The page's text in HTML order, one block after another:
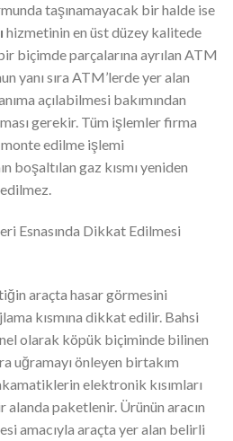
taşınamayacak bir halde ise
hizmetinin en üst düzey kalitede
biçimde parçalarına ayrılan ATM
yanı sıra ATM’lerde yer alan
açılabilmesi bakımından
gerekir. Tüm işlemler firma
monte edilme işlemi
boşaltılan gaz kısmı yeniden
Esnasında Dikkat Edilmesi
araçta hasar görmesini
kısmına dikkat edilir. Bahsi
olarak köpük biçiminde bilinen
uğramayı önleyen birtakım
elektronik kısımları
paketlenir. Ürünün aracın
amacıyla araçta yer alan belirli